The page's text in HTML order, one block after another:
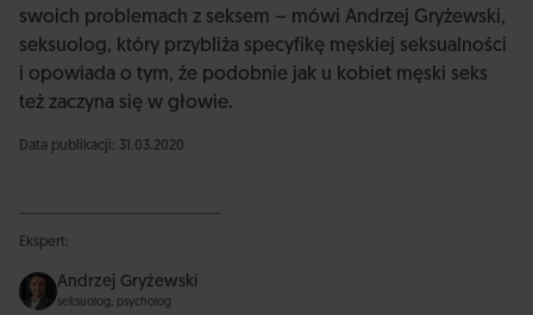
swoich problemach z seksem – mówi Andrzej Gryżewski,
seksuolog, który przybliża specyfikę męskiej seksualności
i opowiada o tym, że podobnie jak u kobiet męski seks
też zaczyna się w głowie.
Data publikacji: 31.03.2020
Ekspert:
Andrzej Gryżewski
seksuolog, psycholog